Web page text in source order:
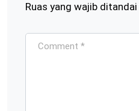
Ruas yang wajib ditandai